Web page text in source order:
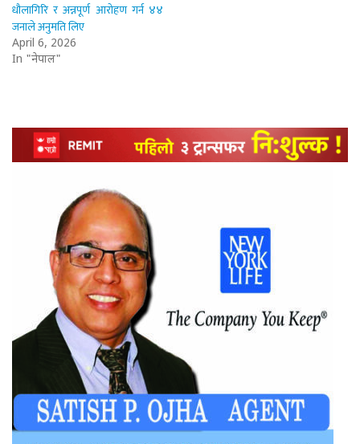
धौलागिरि र अन्नपूर्ण आरोहण गर्न ४४
जनाले अनुमति लिए
April 6, 2026
In "नेपाल"